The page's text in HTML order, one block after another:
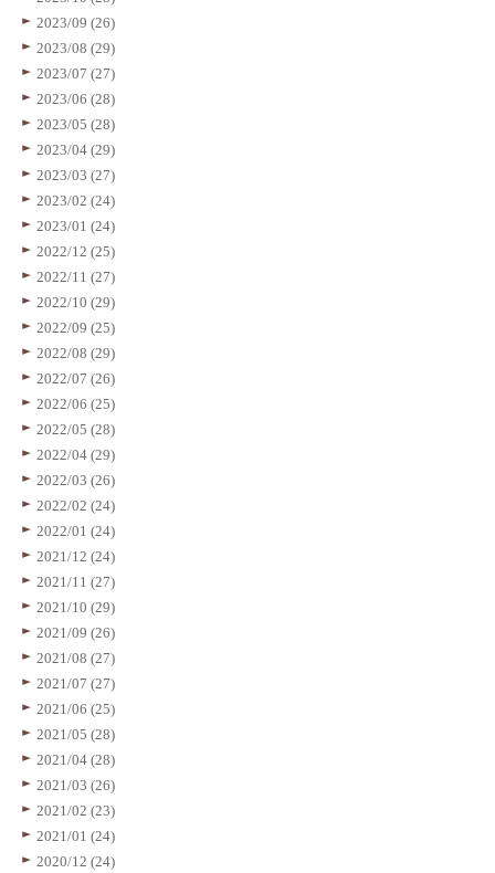
2023/09 (26)
2023/08 (29)
2023/07 (27)
2023/06 (28)
2023/05 (28)
2023/04 (29)
2023/03 (27)
2023/02 (24)
2023/01 (24)
2022/12 (25)
2022/11 (27)
2022/10 (29)
2022/09 (25)
2022/08 (29)
2022/07 (26)
2022/06 (25)
2022/05 (28)
2022/04 (29)
2022/03 (26)
2022/02 (24)
2022/01 (24)
2021/12 (24)
2021/11 (27)
2021/10 (29)
2021/09 (26)
2021/08 (27)
2021/07 (27)
2021/06 (25)
2021/05 (28)
2021/04 (28)
2021/03 (26)
2021/02 (23)
2021/01 (24)
2020/12 (24)